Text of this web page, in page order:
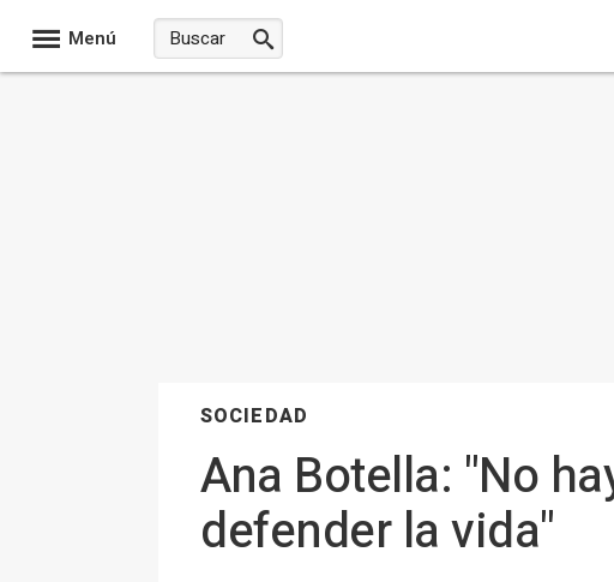
Menú
SOCIEDAD
Ana Botella: "No
defender la vida"